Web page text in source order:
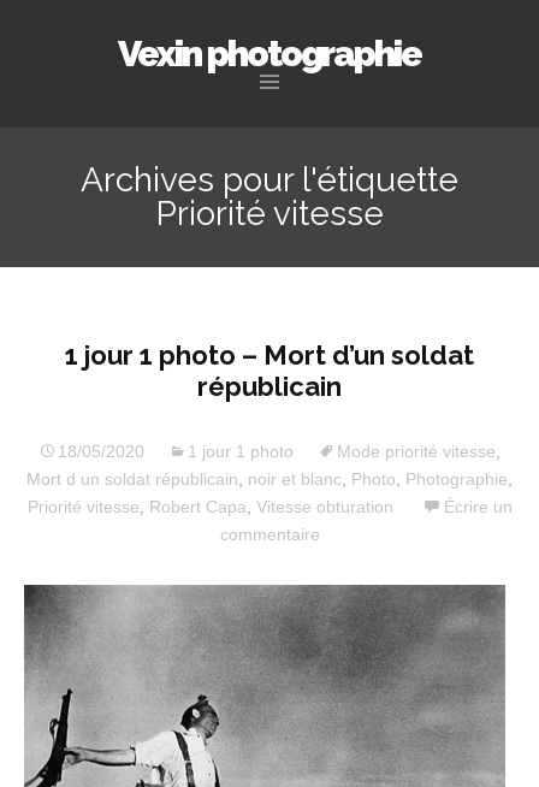
Vexin photographie
contenu
principal
Archives pour l'étiquette
Priorité vitesse
1 jour 1 photo – Mort d’un soldat
républicain
18/05/2020 1 jour 1 photo Mode priorité vitesse
Mort d un soldat républicain
noir et blanc Photo Photographie
Priorité vitesse
Robert Capa Vitesse obturation
Écrire un
commentaire